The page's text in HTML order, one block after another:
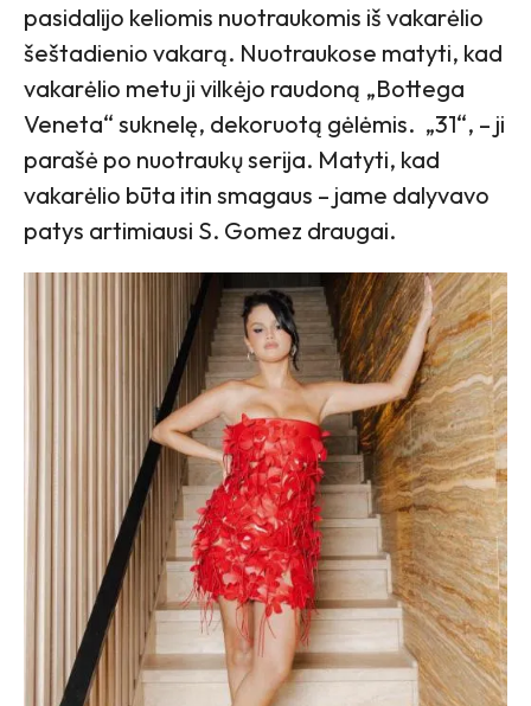
pasidalijo keliomis nuotraukomis iš vakarėlio
šeštadienio vakarą. Nuotraukose matyti, kad
vakarėlio metu ji vilkėjo raudoną „Bottega
Veneta“ suknelę, dekoruotą gėlėmis. „31“, – ji
parašė po nuotraukų serija. Matyti, kad
vakarėlio būta itin smagaus – jame dalyvavo
patys artimiausi S. Gomez draugai.